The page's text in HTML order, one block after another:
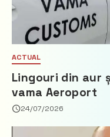
ACTUAL
Lingouri din aur
vama Aeroport
24/07/2026